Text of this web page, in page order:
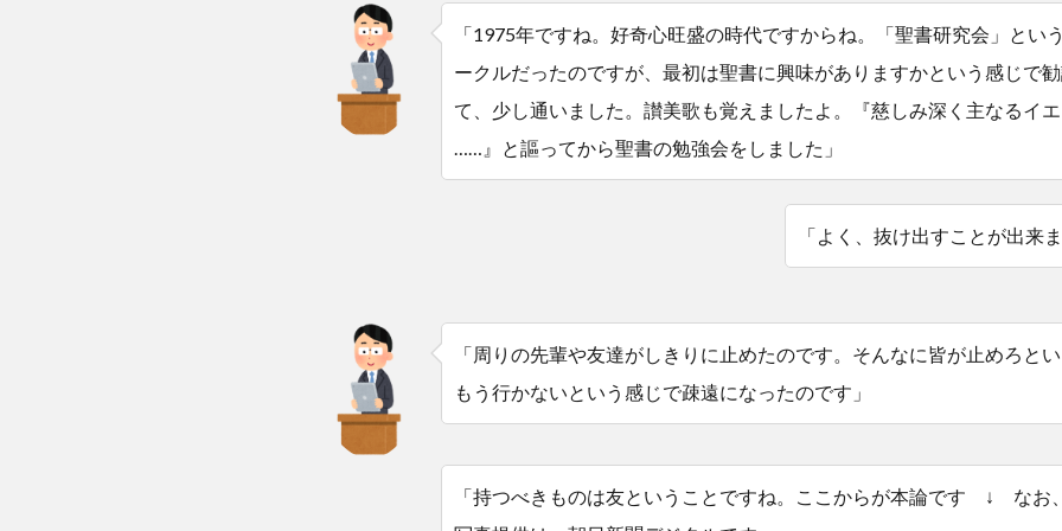
「1975年ですね。好奇心旺盛の時代ですからね。「聖書研究会」とい
ークルだったのですが、最初は聖書に興味がありますかという感じで
て、少し通いました。讃美歌も覚えましたよ。『慈しみ深く主なるイ
……』と謳ってから聖書の勉強会をしました」
「よく、抜け出すことが出来
「周りの先輩や友達がしきりに止めたのです。そんなに皆が止めろと
もう行かないという感じで疎遠になったのです」
「持つべきものは友ということですね。ここからが本論です ↓ なお